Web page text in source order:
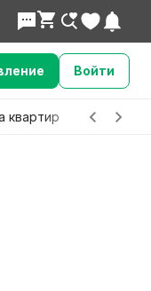
Войти
квартир Детские